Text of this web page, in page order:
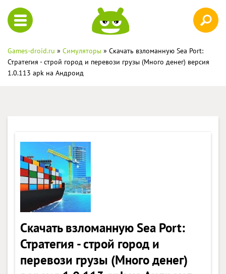
Games-droid.ru » Симуляторы » Скачать взломанную Sea Port:
Стратегия - строй город и перевози грузы (Много денег) версия
1.0.113 apk на Андроид
Скачать взломанную Sea Port:
Стратегия - строй город и
перевози грузы (Много денег)